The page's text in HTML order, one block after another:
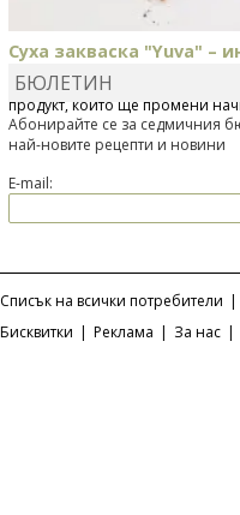
Суха закваска "Yuva" –
Отскоро Лесафр България
продукт, който ще промени
БЮЛЕТИН
Абонирайте се за седмичния
най-новите рецепти и новини
E-mail:
Списък на всички потребители |
Бисквитки | Реклама | За нас |